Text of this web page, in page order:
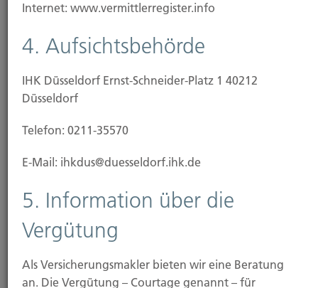
News
28.11.2025
Internet: www.vermittlerregister.info
4. Aufsichtsbehörde
IHK Düsseldorf Ernst-Schneider-Platz 1 40212
Düsseldorf
Telefon: 0211-35570
E-Mail: ihkdus@duesseldorf.ihk.de
5. Information über die
Vergütung
Als Versicherungsmakler bieten wir eine Beratung
an. Die Vergütung – Courtage genannt – für